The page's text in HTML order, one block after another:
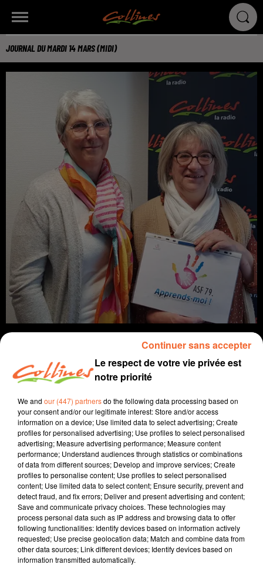
JOURNAL DU MARDI 14 MARS (MIDI)
info
14 mars 2023 - 12 min 37 sec
JOURNAL DU MARDI 14 MARS (MIDI)
Fabien Gazeau
L'info près de chez vous
Présenté par Fabien Gazeau
- A dix jours du rassemblement anti-bassines, la Ville
de Melle a indiqué se tenir prête à accueillir un
rassemblement festif en marge de la manifestation
- Un marcheur porte la cause des autistes (photo). Il
fera étape en Deux-Sèvres en fin de semaine.
Le respect de votre vie privée est
notre priorité
We and our (447) partnersdo the following data processing based on
your consent and/or our legitimate interest: Store and/or access
information on a device; Use limited data to select advertising; Create
profiles for personalised advertising; Use profiles to select personalised
advertising; Measure advertising performance; Measure content
performance; Understand audiences through statistics or combinations
of data from different sources; Develop and improve services; Create
profiles to personalise content; Use profiles to select personalised
content; Use limited data to select content; Ensure security, prevent and
detect fraud, and fix errors; Deliver and present advertising and content;
Save and communicate privacy choices. These technologies may
process personal data such as IP address and browsing data to offer
following functionalities: Identify devices based on information actively
requested; Use precise geolocation data; Match and combine data from
other data sources; Link different devices; Identify devices based on
information transmitted automatically.
Continuer sans accepter